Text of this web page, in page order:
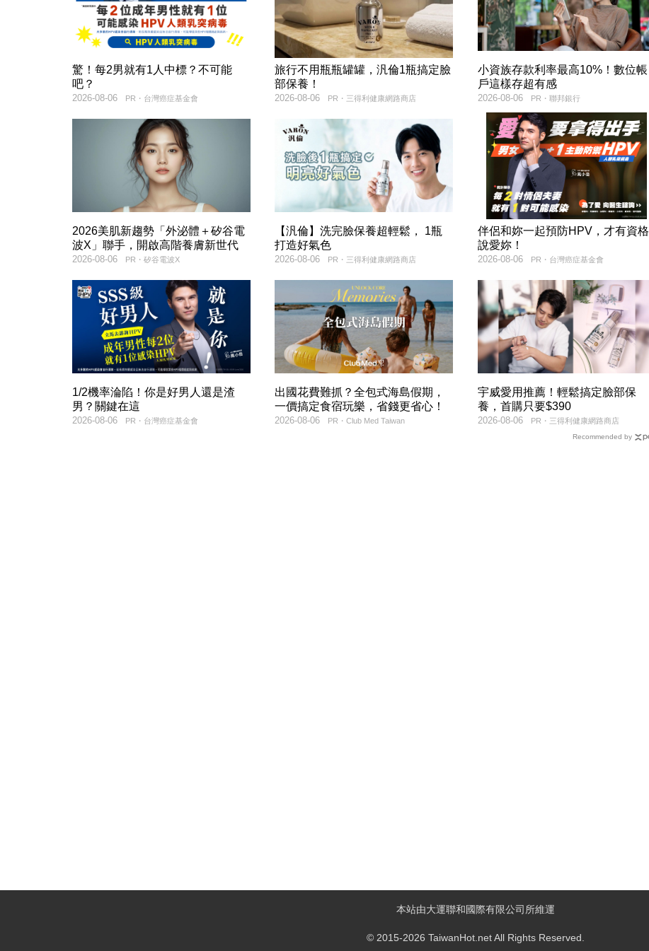
驚！每2男就有1人中標？不可能
吧？
PR・台灣癌症基金會
2026-08-06
旅行不用瓶瓶罐罐，汎倫1瓶搞定臉
部保養！
PR・三得利健康網路商店
2026-08-06
小資族存款利率最高10%！數位帳
戶這樣存超有感
PR・聯邦銀行
2026-08-06
2026美肌新趨勢「外泌體＋矽谷電
波X」聯手，開啟高階養膚新世代
PR・矽谷電波X
2026-08-06
【汎倫】洗完臉保養超輕鬆， 1瓶
打造好氣色
PR・三得利健康網路商店
2026-08-06
伴侶和妳一起預防HPV，才有資格
說愛妳！
PR・台灣癌症基金會
2026-08-06
1/2機率淪陷！你是好男人還是渣
男？關鍵在這
PR・台灣癌症基金會
2026-08-06
出國花費難抓？全包式海島假期，
一價搞定食宿玩樂，省錢更省心！
PR・Club Med Taiwan
2026-08-06
宇威愛用推薦！輕鬆搞定臉部保
養，首購只要$390
PR・三得利健康網路商店
2026-08-06
Recommended by
本站由大運聯和國際有限公司所維運
© 2015-2026 TaiwanHot.net All Rights Reserved.